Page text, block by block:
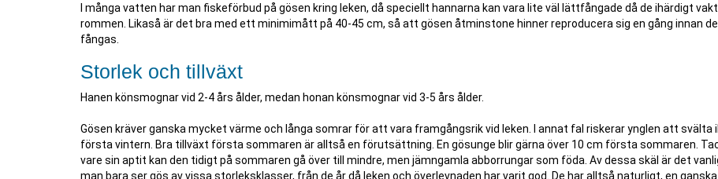
I många vatten har man fiskeförbud på gösen kring leken, då speciellt hannarna kan vara lite väl lättfångade då de ihärdigt
rommen. Likaså är det bra med ett minimimått på 40-45 cm, så att gösen åtminstone hinner reproducera sig en gång innan
fångas.
Storlek och tillväxt
Hanen könsmognar vid 2-4 års ålder, medan honan könsmognar vid 3-5 års ålder.
Gösen kräver ganska mycket värme och långa somrar för att vara framgångsrik vid leken. I annat fal riskerar ynglen att svälta
första vintern. Bra tillväxt första sommaren är alltså en förutsättning. En gösunge blir gärna över 10 cm första sommaren.
vare sin aptit kan den tidigt på sommaren gå över till mindre, men jämngamla abborrungar som föda. Av dessa skäl är det
man bara ser gös av vissa storleksklasser, från de år då leken och överlevnaden har varit god. De har alltså naturligt, en ganska